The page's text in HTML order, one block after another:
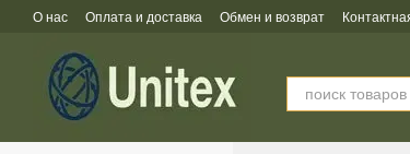
Перейти к основному контенту
О нас Оплата и доставка Обмен и возврат